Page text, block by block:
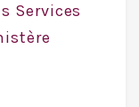
Services